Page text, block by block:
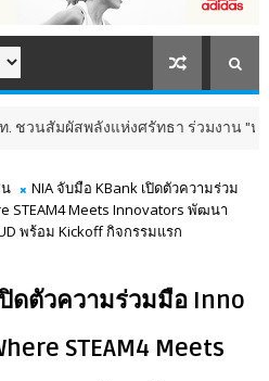
แห่งศรัทธา ร่วมงาน "ห่มผ้าหลวงปู่ทวด
NIA จับมือ KBank เปิดตัวความร่วม
STEAM4 Meets Innovators พัฒนา
พร้อม Kickoff กิจกรรมแรก
ปิดตัวความร่วมมือ Inno
STEAM4 Meets